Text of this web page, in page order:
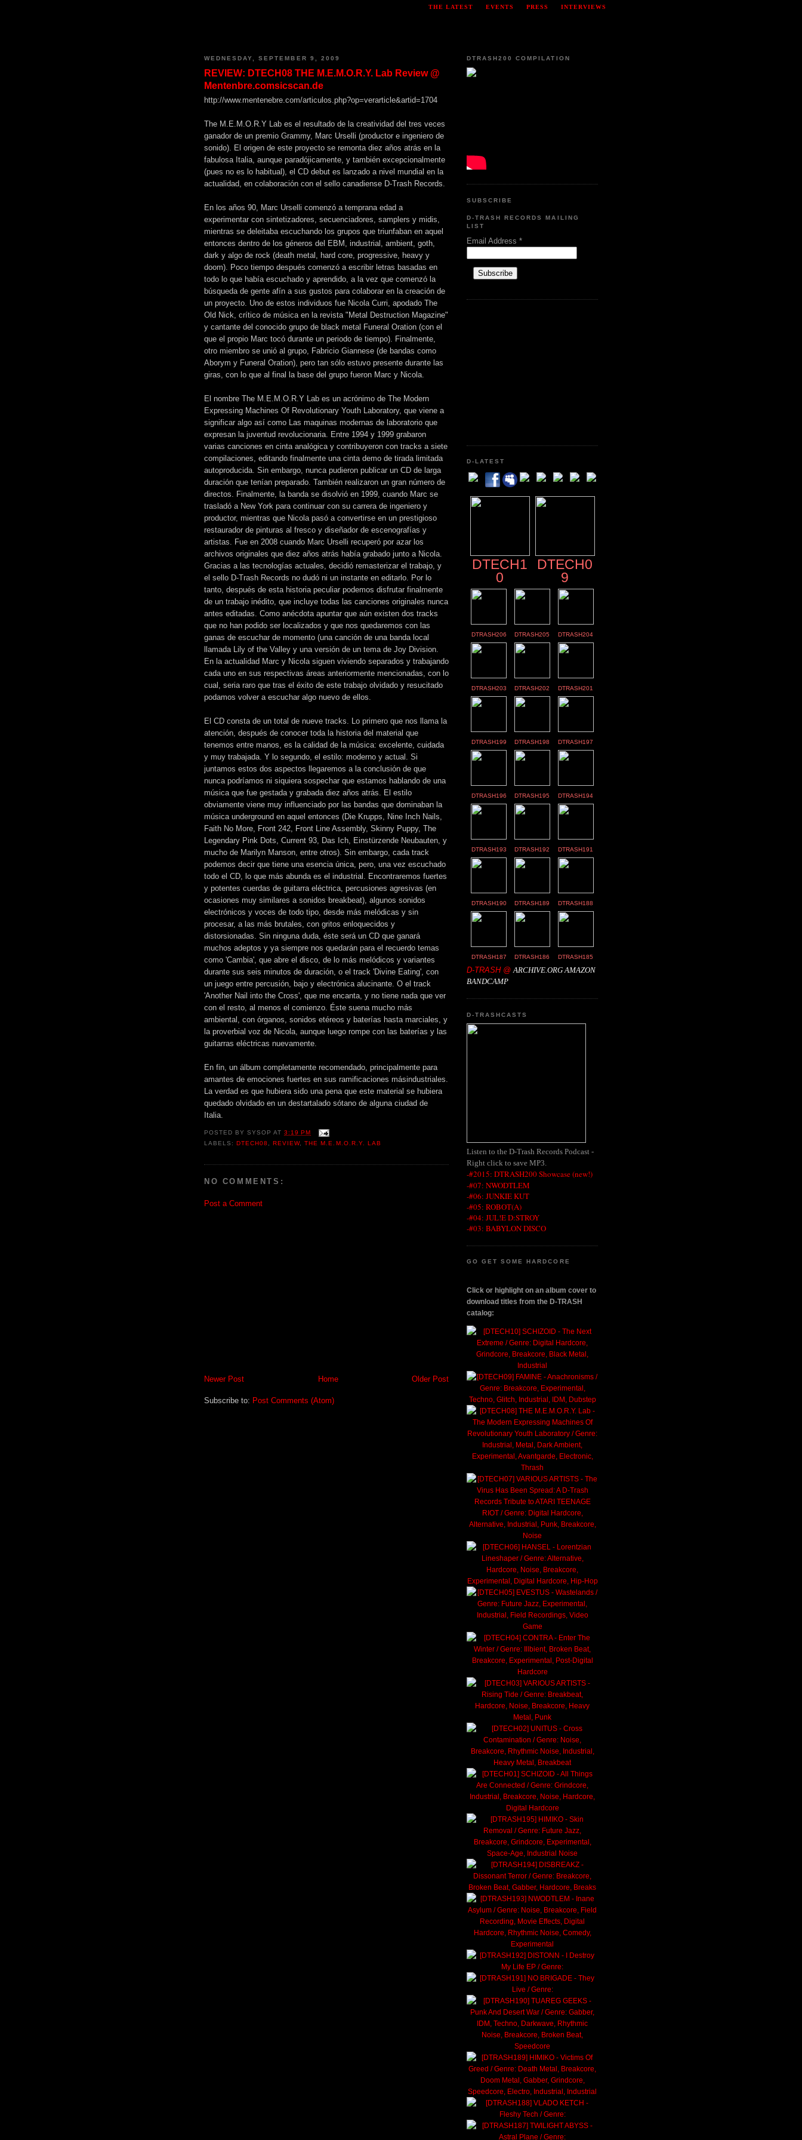
THE LATEST EVENTS PRESS INTERVIEWS
WEDNESDAY, SEPTEMBER 9, 2009
REVIEW: DTECH08 THE M.E.M.O.R.Y. Lab Review @
Mentenbre.comsicscan.de
http://www.mentenebre.com/articulos.php?op=verarticle&artid=1704
The M.E.M.O.R.Y Lab es el resultado de la creatividad del tres veces
ganador de un premio Grammy, Marc Urselli (productor e ingeniero de
sonido). El origen de este proyecto se remonta diez años atrás en la
fabulosa Italia, aunque paradójicamente, y también excepcionalmente
(pues no es lo habitual), el CD debut es lanzado a nivel mundial en la
actualidad, en colaboración con el sello canadiense D-Trash Records.
En los años 90, Marc Urselli comenzó a temprana edad a
experimentar con sintetizadores, secuenciadores, samplers y midis,
mientras se deleitaba escuchando los grupos que triunfaban en aquel
entonces dentro de los géneros del EBM, industrial, ambient, goth,
dark y algo de rock (death metal, hard core, progressive, heavy y
doom). Poco tiempo después comenzó a escribir letras basadas en
todo lo que había escuchado y aprendido, a la vez que comenzó la
búsqueda de gente afín a sus gustos para colaborar en la creación de
un proyecto. Uno de estos individuos fue Nicola Curri, apodado The
Old Nick, crítico de música en la revista "Metal Destruction Magazine"
y cantante del conocido grupo de black metal Funeral Oration (con el
que el propio Marc tocó durante un periodo de tiempo). Finalmente,
otro miembro se unió al grupo, Fabricio Giannese (de bandas como
Aborym y Funeral Oration), pero tan sólo estuvo presente durante las
giras, con lo que al final la base del grupo fueron Marc y Nicola.
El nombre The M.E.M.O.R.Y Lab es un acrónimo de The Modern
Expressing Machines Of Revolutionary Youth Laboratory, que viene a
significar algo así como Las maquinas modernas de laboratorio que
expresan la juventud revolucionaria. Entre 1994 y 1999 grabaron
varias canciones en cinta analógica y contribuyeron con tracks a siete
compilaciones, editando finalmente una cinta demo de tirada limitada
autoproducida. Sin embargo, nunca pudieron publicar un CD de larga
duración que tenían preparado. También realizaron un gran número de
directos. Finalmente, la banda se disolvió en 1999, cuando Marc se
trasladó a New York para continuar con su carrera de ingeniero y
productor, mientras que Nicola pasó a convertirse en un prestigioso
restaurador de pinturas al fresco y diseñador de escenografías y
artistas. Fue en 2008 cuando Marc Urselli recuperó por azar los
archivos originales que diez años atrás había grabado junto a Nicola.
Gracias a las tecnologías actuales, decidió remasterizar el trabajo, y
el sello D-Trash Records no dudó ni un instante en editarlo. Por lo
tanto, después de esta historia peculiar podemos disfrutar finalmente
de un trabajo inédito, que incluye todas las canciones originales nunca
antes editadas. Como anécdota apuntar que aún existen dos tracks
que no han podido ser localizados y que nos quedaremos con las
ganas de escuchar de momento (una canción de una banda local
llamada Lily of the Valley y una versión de un tema de Joy Division.
En la actualidad Marc y Nicola siguen viviendo separados y trabajando
cada uno en sus respectivas áreas anteriormente mencionadas, con lo
cual, seria raro que tras el éxito de este trabajo olvidado y resucitado
podamos volver a escuchar algo nuevo de ellos.
El CD consta de un total de nueve tracks. Lo primero que nos llama la
atención, después de conocer toda la historia del material que
tenemos entre manos, es la calidad de la música: excelente, cuidada
y muy trabajada. Y lo segundo, el estilo: moderno y actual. Si
juntamos estos dos aspectos llegaremos a la conclusión de que
nunca podríamos ni siquiera sospechar que estamos hablando de una
música que fue gestada y grabada diez años atrás. El estilo
obviamente viene muy influenciado por las bandas que dominaban la
música underground en aquel entonces (Die Krupps, Nine Inch Nails,
Faith No More, Front 242, Front Line Assembly, Skinny Puppy, The
Legendary Pink Dots, Current 93, Das Ich, Einstürzende Neubauten, y
mucho de Marilyn Manson, entre otros). Sin embargo, cada track
podemos decir que tiene una esencia única, pero, una vez escuchado
todo el CD, lo que más abunda es el industrial. Encontraremos fuertes
y potentes cuerdas de guitarra eléctrica, percusiones agresivas (en
ocasiones muy similares a sonidos breakbeat), algunos sonidos
electrónicos y voces de todo tipo, desde más melódicas y sin
procesar, a las más brutales, con gritos enloquecidos y
distorsionadas. Sin ninguna duda, éste será un CD que ganará
muchos adeptos y ya siempre nos quedarán para el recuerdo temas
como 'Cambia', que abre el disco, de lo más melódicos y variantes
durante sus seis minutos de duración, o el track 'Divine Eating', con
un juego entre percusión, bajo y electrónica alucinante. O el track
'Another Nail into the Cross', que me encanta, y no tiene nada que ver
con el resto, al menos el comienzo. Éste suena mucho más
ambiental, con órganos, sonidos etéreos y baterías hasta marciales, y
la proverbial voz de Nicola, aunque luego rompe con las baterías y las
guitarras eléctricas nuevamente.
En fin, un álbum completamente recomendado, principalmente para
amantes de emociones fuertes en sus ramificaciones másindustriales.
La verdad es que hubiera sido una pena que este material se hubiera
quedado olvidado en un destartalado sótano de alguna ciudad de
Italia.
POSTED BYSYSOP AT3:19 PM
LABELS: DTECH08 , REVIEW,THE M.E.M.O.R.Y. LAB
NO COMMENTS:
Post a Comment
Newer Post Older Post
Home
Subscribe to: Post Comments (Atom)
DTRASH200 COMPILATION
SUBSCRIBE
D-TRASH RECORDS MAILING
LIST
Email Address *
D-LATEST
DTECH1
0
DTECH0
9
DTRASH206 DTRASH205 DTRASH204
DTRASH203 DTRASH202 DTRASH201
DTRASH199 DTRASH198 DTRASH197
DTRASH196 DTRASH195 DTRASH194
DTRASH193 DTRASH192 DTRASH191
DTRASH190 DTRASH189 DTRASH188
DTRASH187 DTRASH186 DTRASH185
D-TRASH @ ARCHIVE.ORG AMAZON
BANDCAMP
D-TRASHCASTS
Listen to the D-Trash Records Podcast -
Right click to save MP3.
-#2015: DTRASH200 Showcase (new!)
-#07: NWODTLEM
-#06: JUNKIE KUT
-#05: ROBOT(A)
-#04: JUL!E D:STROY
-#03: BABYLON DISCO
GO GET SOME HARDCORE
Click or highlight on an album cover to
download titles from the D-TRASH
catalog: